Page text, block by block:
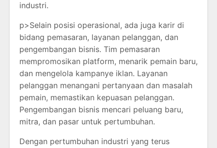
industri.
p>Selain posisi operasional, ada juga karir di
bidang pemasaran, layanan pelanggan, dan
pengembangan bisnis. Tim pemasaran
mempromosikan platform, menarik pemain baru,
dan mengelola kampanye iklan. Layanan
pelanggan menangani pertanyaan dan masalah
pemain, memastikan kepuasan pelanggan.
Pengembangan bisnis mencari peluang baru,
mitra, dan pasar untuk pertumbuhan.
Dengan pertumbuhan industri yang terus